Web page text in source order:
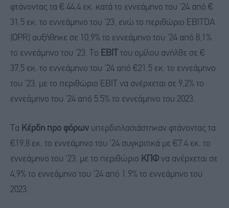
φτάνοντας τα € 44,4 εκ. κατά το εννεάμηνο του '24 από €
31,5 εκ. το εννεάμηνο του '23, ενώ το περιθώριο EBITDA
(OPR) αυξήθηκε σε 10,9% το εννεάμηνο του '24 από 8,1%
το εννεάμηνο του '23. Το EBIT
του ομίλου ανήλθε σε €
37,5 εκ. το εννεάμηνο του '24 από €21,5 εκ. το εννεάμηνο
του '23, με το περιθώριο EBIT να ανέρχεται σε 9,2% το
εννεάμηνο του '24 από 5.5% το εννεάμηνο του 2023.
Τα Κέρδη προ φόρων υπερδιπλασιάστηκαν φτάνοντας τα
€19,8 εκ. το εννεάμηνο του '24 συγκριτικά με €7.4 εκ. το
εννεάμηνο του '23, με το περιθώριο ΚΠΦ να ανέρχεται σε
4,9% το εννεάμηνο του '24 από 1.9% το εννεάμηνο του
2023.